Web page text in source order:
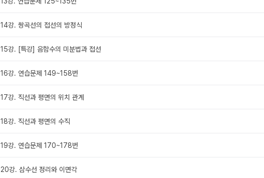
14강. 쌍곡선의 접선의 방정식
15강. [특강] 음함수의 미분법과 접선
16강. 연습문제 149~158번
17강. 직선과 평면의 위치 관계
18강. 직선과 평면의 수직
19강. 연습문제 170~178번
20강. 삼수선 정리와 이면각